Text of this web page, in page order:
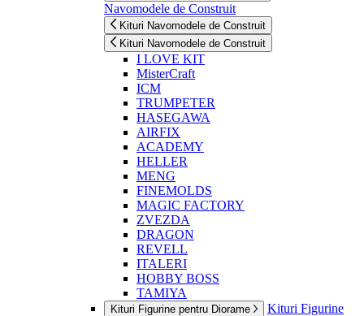
Navomodele de Construit
Kituri Navomodele de Construit
Kituri Navomodele de Construit
I LOVE KIT
MisterCraft
ICM
TRUMPETER
HASEGAWA
AIRFIX
ACADEMY
HELLER
MENG
FINEMOLDS
MAGIC FACTORY
ZVEZDA
DRAGON
REVELL
ITALERI
HOBBY BOSS
TAMIYA
Kituri Figurine pentru Diorame
Kituri Figurine